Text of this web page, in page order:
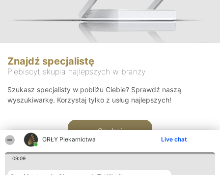
ORŁY Piekarnictwa Live chat
09:09
Znajdź specjalistę
Plebiscyt skupia najlepszych w branży
Szukasz specjalisty w pobliżu Ciebie? Sprawdź naszą
wyszukiwarkę. Korzystaj tylko z usług najlepszych!
Szukaj